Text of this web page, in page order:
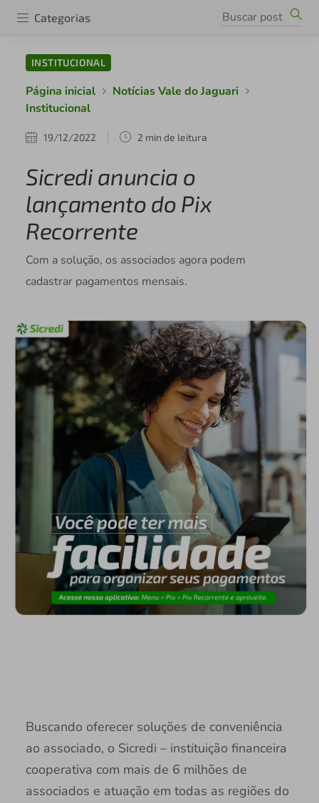
Categorias
INSTITUCIONAL
Página inicial
Notícias Vale do Jaguari
Institucional
19/12/2022 2 min de leitura
Sicredi anuncia o
lançamento do Pix
Recorrente
Com a solução, os associados agora podem
cadastrar pagamentos mensais.
Buscando oferecer soluções de conveniência
ao associado, o Sicredi – instituição financeira
cooperativa com mais de 6 milhões de
associados e atuação em todas as regiões do